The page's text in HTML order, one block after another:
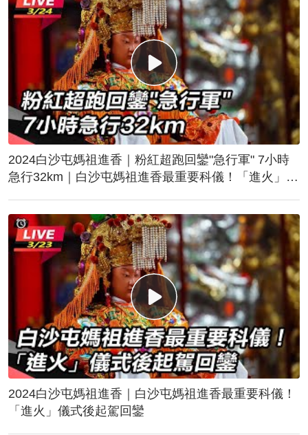
2024白沙屯媽祖進香｜粉紅超跑回鑾"急行軍" 7小時
急行32km｜白沙屯媽祖進香最重要科儀！「進火」儀
2024白沙屯媽祖進香｜白沙屯媽祖進香最重要科儀！
「進火」儀式後起駕回鑾